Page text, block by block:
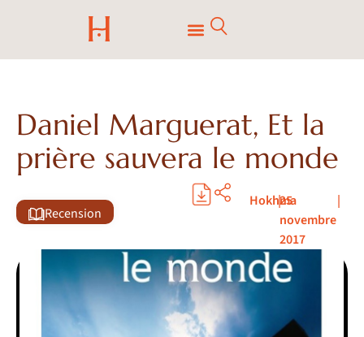
Daniel Marguerat, Et la
prière sauvera le monde
Recension
Hokhma
|25
novembre
2017
|